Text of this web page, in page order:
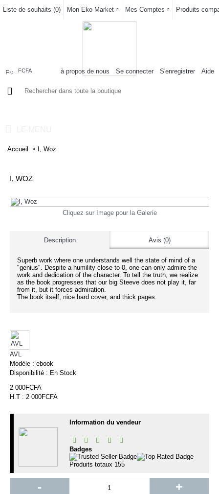
Liste de souhaits (0) Mon Eko Market Mes Comptes Produits
FCFA à propos de nous Se connecter S'enregistrer Aide
Accueil I, Woz
I, WOZ
Cliquez sur Image pour la Galerie
Description Avis (0)
Superb work where one understands well the state of mind of a
"genius". Despite a humility close to 0, one can only admire the
work and dedication of the character. To tell the truth, we realize
as the book progresses that our big Steeve does not play it, far
from it, but it forces admiration.
The book itself, nice hard cover, and thick pages.
AVL
Modèle : ebook
Disponibilité : En Stock
2 000FCFA
H.T : 2 000FCFA
Information du vendeur
Badges
Produits totaux 155
- +